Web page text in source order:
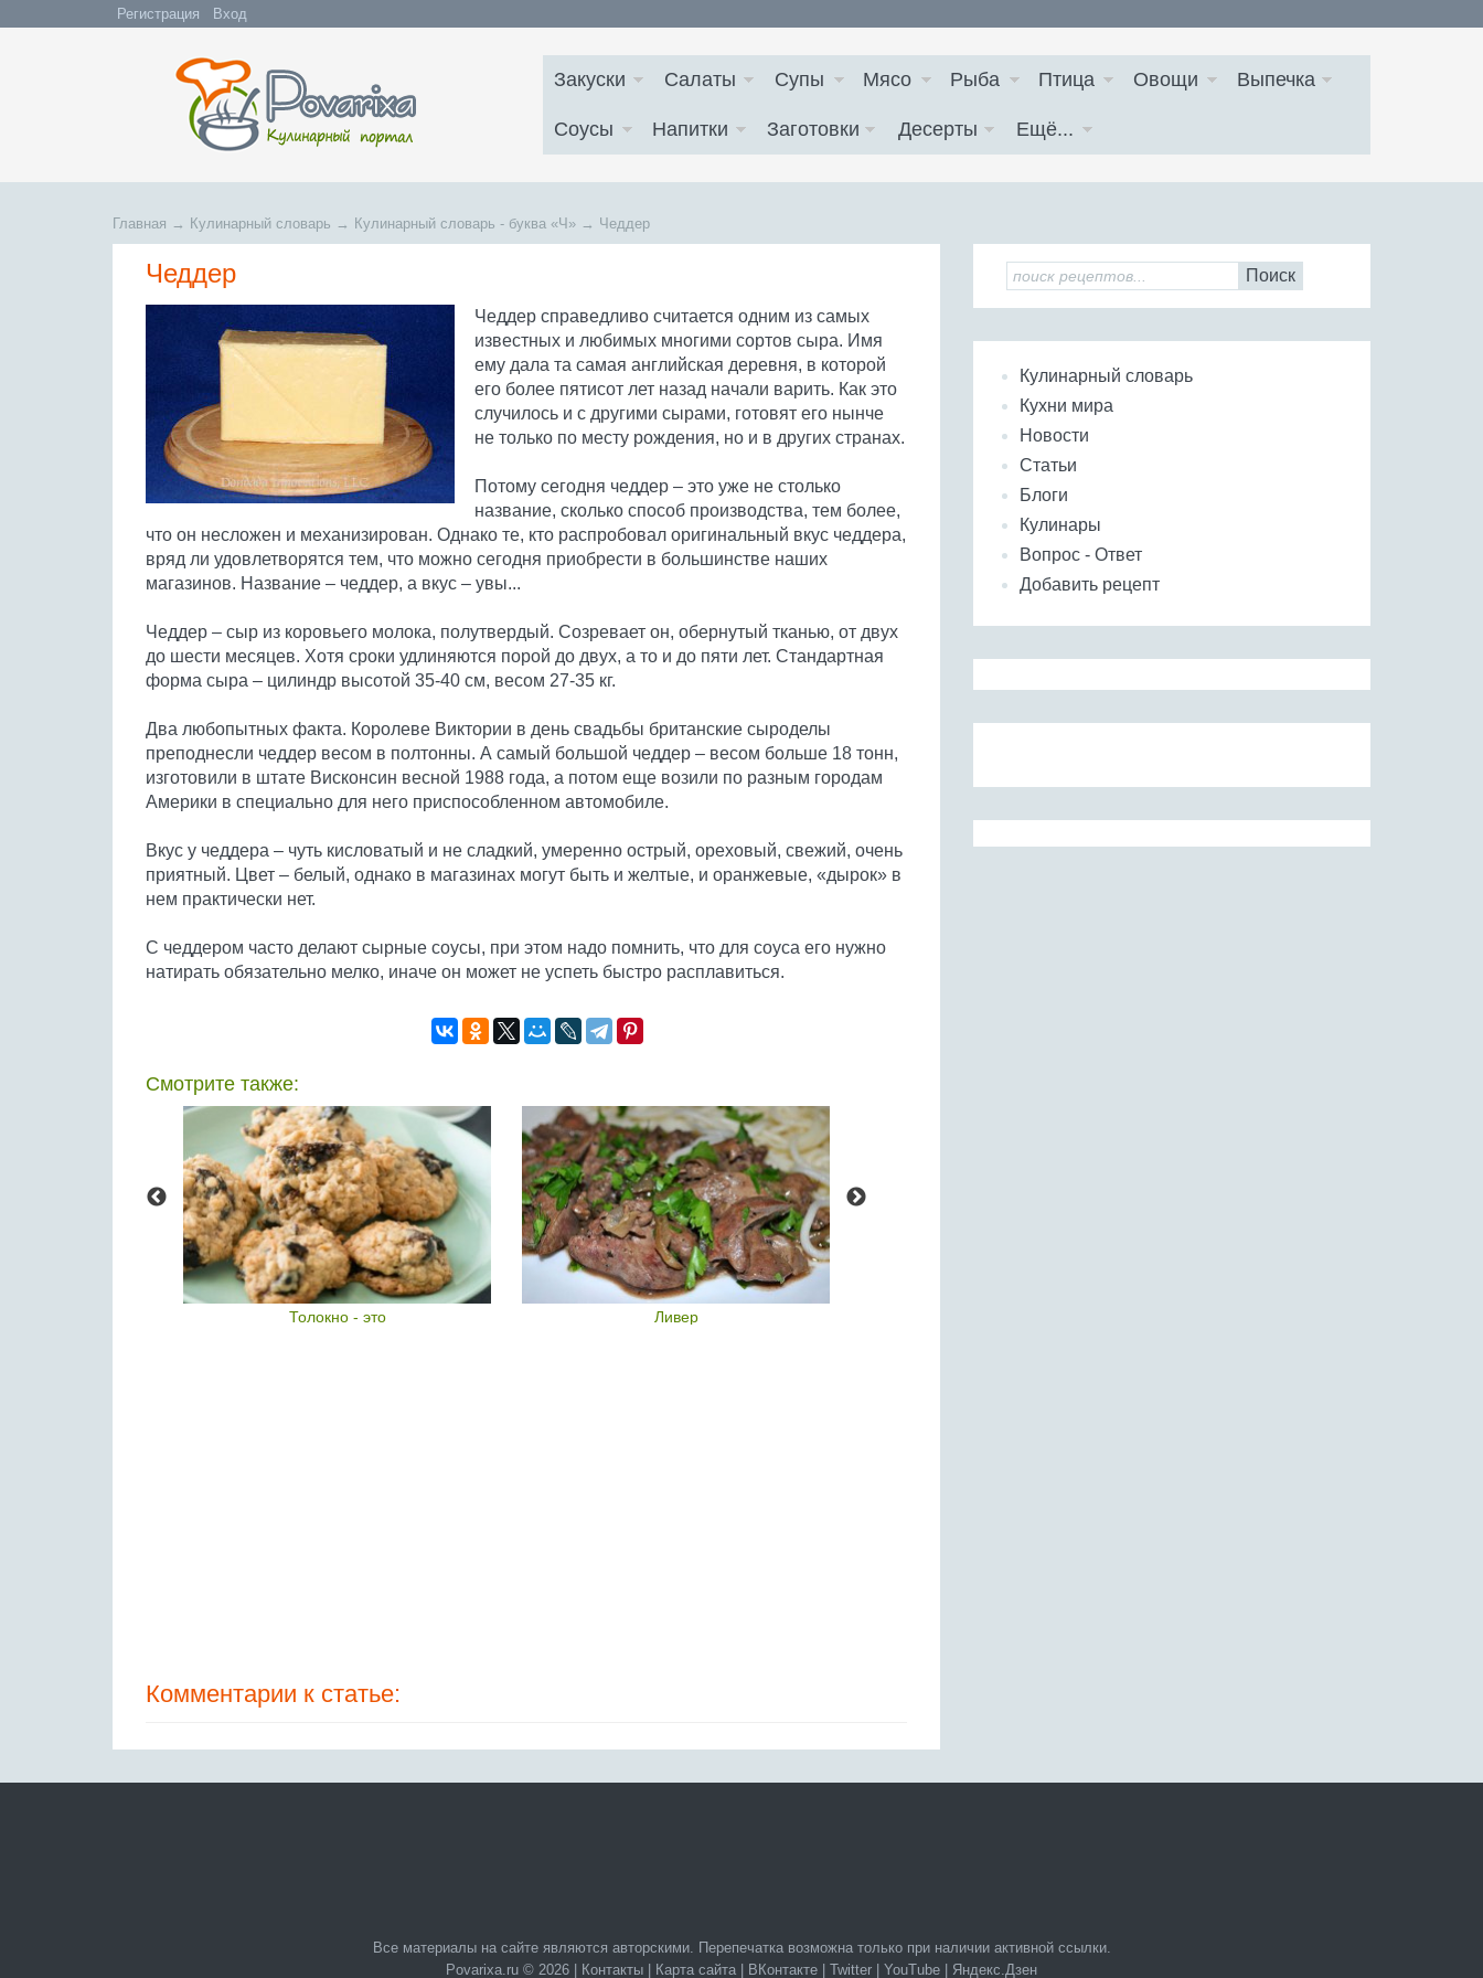
Регистрация Вход
Закуски Салаты Супы Мясо Рыба Птица Овощи Выпечка
Соусы Напитки Заготовки Десерты Ещё...
Главная → Кулинарный словарь → Кулинарный словарь - буква «Ч» → Чеддер
Чеддер
Чеддер справедливо считается одним из самых
известных и любимых многими сортов сыра. Имя
ему дала та самая английская деревня, в которой
его более пятисот лет назад начали варить. Как это
случилось и с другими сырами, готовят его нынче
не только по месту рождения, но и в других странах.
Потому сегодня чеддер – это уже не столько
название, сколько способ производства, тем более,
что он несложен и механизирован. Однако те, кто распробовал оригинальный вкус чеддера,
вряд ли удовлетворятся тем, что можно сегодня приобрести в большинстве наших
магазинов. Название – чеддер, а вкус – увы...
Чеддер – сыр из коровьего молока, полутвердый. Созревает он, обернутый тканью, от двух
до шести месяцев. Хотя сроки удлиняются порой до двух, а то и до пяти лет. Стандартная
форма сыра – цилиндр высотой 35-40 см, весом 27-35 кг.
Два любопытных факта. Королеве Виктории в день свадьбы британские сыроделы
преподнесли чеддер весом в полтонны. А самый большой чеддер – весом больше 18 тонн,
изготовили в штате Висконсин весной 1988 года, а потом еще возили по разным городам
Америки в специально для него приспособленном автомобиле.
Вкус у чеддера – чуть кисловатый и не сладкий, умеренно острый, ореховый, свежий, очень
приятный. Цвет – белый, однако в магазинах могут быть и желтые, и оранжевые, «дырок» в
нем практически нет.
С чеддером часто делают сырные соусы, при этом надо помнить, что для соуса его нужно
натирать обязательно мелко, иначе он может не успеть быстро расплавиться.
Смотрите также:
Толокно - это Ливер
Комментарии к статье:
Поиск
Кулинарный словарь
Кухни мира
Новости
Статьи
Блоги
Кулинары
Вопрос - Ответ
Добавить рецепт
Все материалы на сайте являются авторскими. Перепечатка возможна только при наличии активной ссылки.
Povarixa.ru © 2026 |
Контакты Карта сайта ВКонтакте Twitter YouTube Яндекс.Дзен